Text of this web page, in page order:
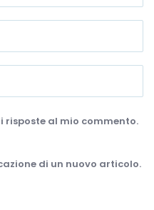
risposte al mio commento.
di un nuovo articolo.